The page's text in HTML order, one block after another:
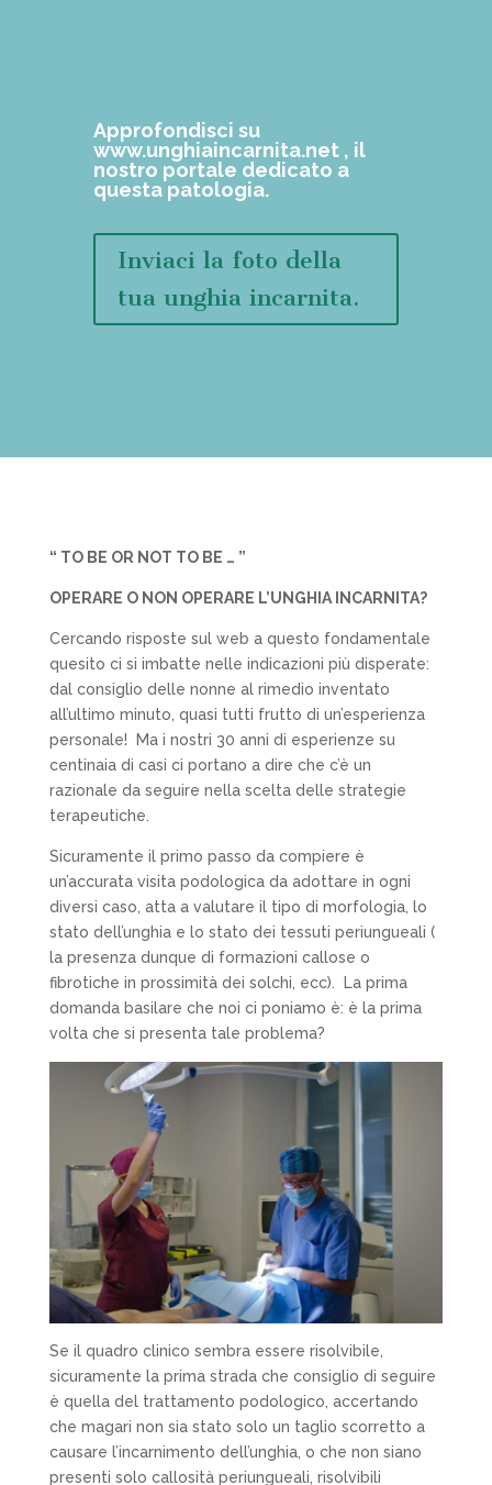
Approfondisci su
www.unghiaincarnita.net, il
nostro portale dedicato a
questa patologia.
Inviaci la foto della
tua unghia incarnita.
“ TO BE OR NOT TO BE … ”
OPERARE O NON OPERARE L’UNGHIA INCARNITA?
Cercando risposte sul web a questo fondamentale
quesito ci si imbatte nelle indicazioni più disperate:
dal consiglio delle nonne al rimedio inventato
all’ultimo minuto, quasi tutti frutto di un’esperienza
personale!
Ma i nostri 30 anni di esperienze su
centinaia di casi ci portano a dire che c’è un
razionale da seguire nella scelta delle strategie
terapeutiche.
Sicuramente il primo passo da compiere è
un’accurata visita podologica da adottare in ogni
diversi caso, atta a valutare il tipo di morfologia, lo
stato dell’unghia e lo stato dei tessuti periungueali (
la presenza dunque di formazioni callose o
fibrotiche in prossimità dei solchi, ecc).
La prima
domanda basilare che noi ci poniamo è: è la prima
volta che si presenta tale problema?
Se il quadro clinico sembra essere risolvibile,
sicuramente la prima strada che consiglio di seguire
è quella del trattamento podologico, accertando
che magari non sia stato solo un taglio scorretto a
causare l’incarnimento dell’unghia, o che non siano
presenti solo callosità periungueali, risolvibili